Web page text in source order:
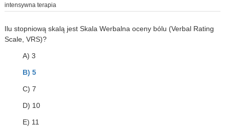
intensywna terapia
Ilu stopniową skalą jest Skala Werbalna oceny bólu (Verbal Rating
Scale, VRS)?
A) 3
B) 5
C) 7
D) 10
E) 11